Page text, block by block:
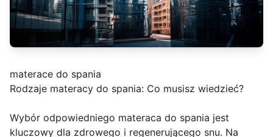
materace do spania
Rodzaje materacy do spania: Co musisz wiedzieć?
Wybór odpowiedniego materaca do spania jest
kluczowy dla zdrowego i regenerującego snu. Na